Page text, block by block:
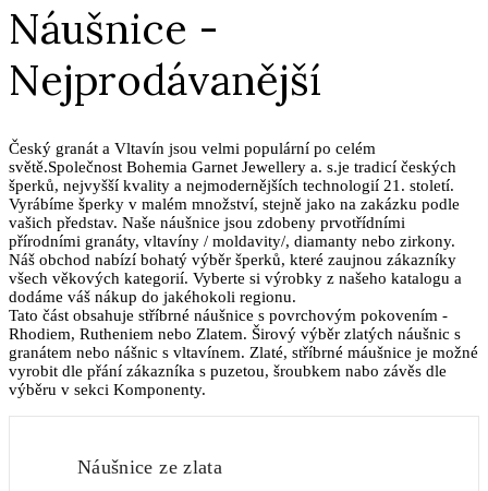
Náušnice -
Nejprodávanější
Český granát a Vltavín jsou velmi populární po celém
světě.Společnost Bohemia Garnet Jewellery a. s.je tradicí českých
šperků, nejvyšší kvality a nejmodernějších technologií 21. století.
Vyrábíme šperky v malém množství, stejně jako na zakázku podle
vašich představ. Naše náušnice jsou zdobeny prvotřídními
přírodními granáty, vltavíny / moldavity/, diamanty nebo zirkony.
Náš obchod nabízí bohatý výběr šperků, které zaujnou zákazníky
všech věkových kategorií. Vyberte si výrobky z našeho katalogu a
dodáme váš nákup do jakéhokoli regionu.
Tato část obsahuje stříbrné náušnice s povrchovým pokovením -
Rhodiem, Rutheniem nebo Zlatem. Širový výběr zlatých náušnic s
granátem nebo nášnic s vltavínem. Zlaté, stříbrné máušnice je možné
vyrobit dle přání zákazníka s puzetou, šroubkem nabo závěs dle
výběru v sekci Komponenty.
Náušnice ze zlata